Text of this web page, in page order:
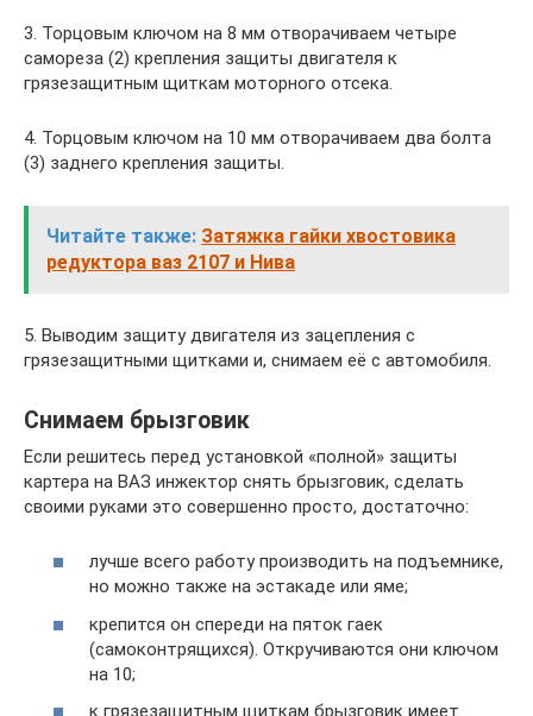
3. Торцовым ключом на 8 мм отворачиваем четыре
самореза (2) крепления защиты двигателя к
грязезащитным щиткам моторного отсека.
4. Торцовым ключом на 10 мм отворачиваем два болта
(3) заднего крепления защиты.
Читайте также: Затяжка гайки хвостовика
редуктора ваз 2107 и Нива
5. Выводим защиту двигателя из зацепления с
грязезащитными щитками и, снимаем её с автомобиля.
Снимаем брызговик
Если решитесь перед установкой «полной» защиты
картера на ВАЗ инжектор снять брызговик, сделать
своими руками это совершенно просто, достаточно:
лучше всего работу производить на подъемнике,
но можно также на эстакаде или яме;
крепится он спереди на пяток гаек
(самоконтрящихся). Откручиваются они ключом
на 10;
к грязезащитным щиткам брызговик имеет